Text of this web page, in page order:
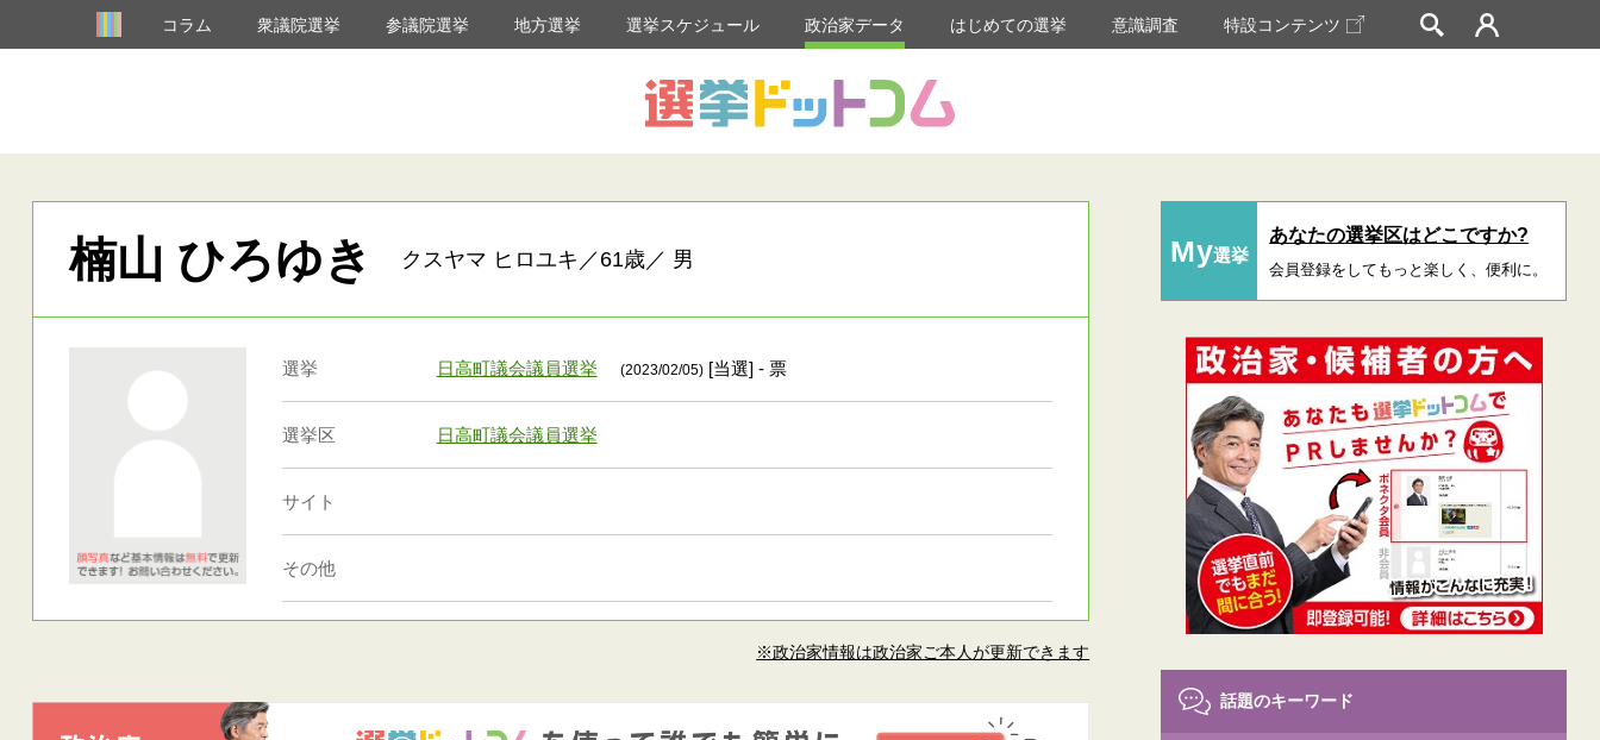
コラム 衆議院選挙 参議院選挙 地方選挙 選挙スケジュール 政治家データ はじめての選挙 意識調査 特設コンテンツ
楠山 ひろゆき クスヤマ ヒロユキ／61歳／ 男
選挙 日高町議会議員選挙 (2023/02/05)[当選] - 票
選挙区 日高町議会議員選挙
サイト
その他
※政治家情報は政治家ご本人が更新できます
My選挙
あなたの選挙区はどこですか?
会員登録をしてもっと楽しく、便利に。
話題のキーワード